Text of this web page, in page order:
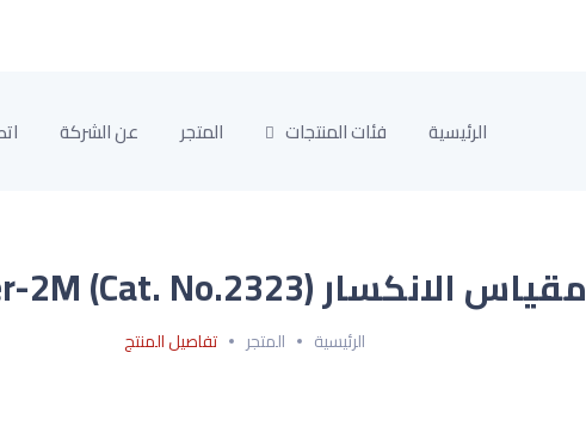
الرئيسية فئات المنتجات المتجر عن الشركة
مقياس الانكسار Master-2M (Cat. No.2323)
الرئيسية المتجر تفاصيل المنتج